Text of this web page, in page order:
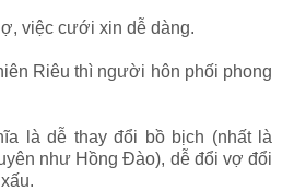
việc cưới xin dễ dàng.
Riêu thì người hôn phối phong
là dễ thay đổi bồ bịch (nhất là
như Hồng Đào), dễ đổi vợ đổi